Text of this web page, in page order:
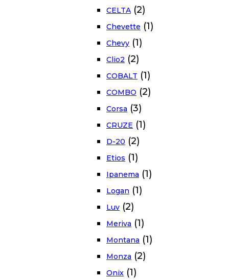
CELTA (2)
Chevette (1)
Chevy (1)
Clio2 (2)
COBALT (1)
COMBO (2)
Corsa (3)
CRUZE (1)
D-20 (2)
Etios (1)
Ipanema (1)
Logan (1)
Luv (2)
Meriva (1)
Montana (1)
Monza (2)
Onix (1)